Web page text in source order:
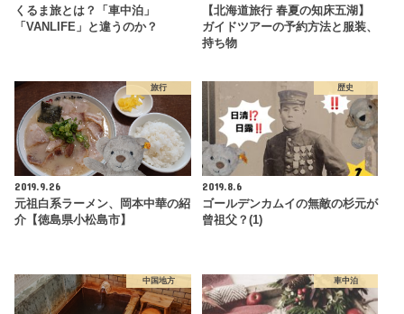
くるま旅とは？「車中泊」
「VANLIFE」と違うのか？
【北海道旅行 春夏の知床五湖】
ガイドツアーの予約方法と服装、
持ち物
旅行
2019.9.26
元祖白系ラーメン、岡本中華の紹
介【徳島県小松島市】
歴史
2019.8.6
ゴールデンカムイの無敵の杉元が
曾祖父？(1)
中国地方 車中泊